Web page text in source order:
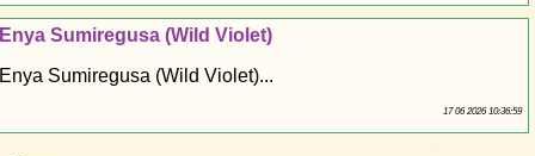
Enya Sumiregusa (Wild Violet)
Enya Sumiregusa (Wild Violet)...
17 06 2026 10:36:59